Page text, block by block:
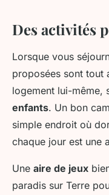
Des activités
Lorsque vous
proposées sont tout
logement lui-même,
enfants. Un bon
simple endroit où
chaque jour est une
Une aire de jeux
paradis sur Terre